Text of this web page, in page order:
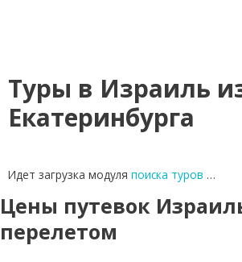
Туры в Израиль
Екатеринбурга
Идет загрузка модуля поиска туров …
Цены путевок
перелетом